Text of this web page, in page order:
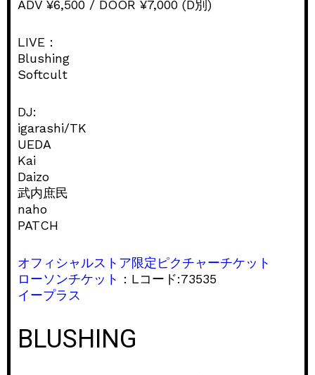
ADV ¥6,500 / DOOR ¥7,000 (D別)
LIVE：
Blushing
Softcult
DJ:
igarashi/TK
UEDA
Kai
Daizo
武内庶民
naho
PATCH
オフィシャルストア限定ピクチャーチケット
ローソンチケット ：Lコード:73535
イープラス
BLUSHING